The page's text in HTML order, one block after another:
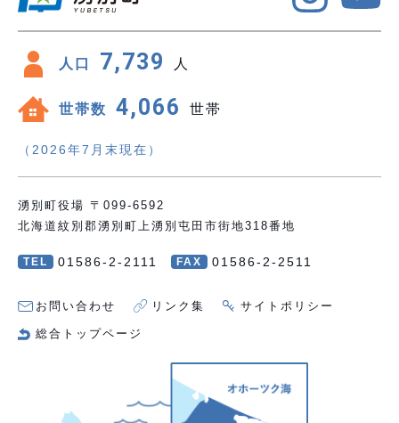
人口 7,739 人
世帯数 4,066 世帯
（2026年7月末現在）
湧別町役場 〒099-6592
北海道紋別郡湧別町上湧別屯田市街地318番地
TEL 01586-2-2111 FAX 01586-2-2511
お問い合わせ リンク集 サイトポリシー
総合トップページ